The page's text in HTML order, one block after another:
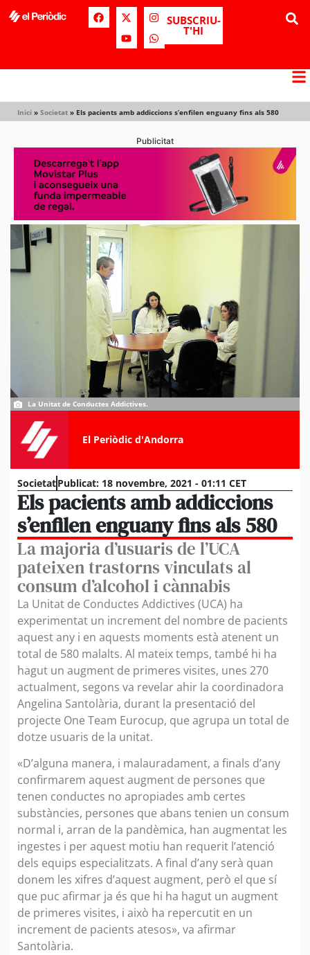
SUBSCRIU-
T'HI
Inici » Societat » Els pacients amb addiccions s’enfilen enguany fins als 580
Publicitat
La Unitat de Conductes Addictives.
El Periòdic d'Andorra
SocietatPublicat: 18 novembre, 2021 - 01:11 CET
Els pacients amb addiccions
s’enfilen enguany fins als 580
La majoria d’usuaris de l’UCA
pateixen trastorns vinculats al
consum d’alcohol i cànnabis
La Unitat de Conductes Addictives (UCA) ha
experimentat un increment del nombre de pacients
aquest any i en aquests moments està atenent un
total de 580 malalts. Al mateix temps, també hi ha
hagut un augment de primeres visites, unes 270
actualment, segons va revelar ahir la coordinadora
Angelina Santolària, durant la presentació del
projecte One Team Eurocup, que agrupa un total de
dotze usuaris de la unitat.
«D’alguna manera, i malauradament, a finals d’any
confirmarem aquest augment de persones que
tenen conductes no apropiades amb certes
substàncies, persones que abans tenien un consum
normal i, arran de la pandèmica, han augmentat les
ingestes i per aquest motiu han requerit l’atenció
dels equips especialitzats. A final d’any serà quan
donem les xifres d’aquest augment, però el que sí
que puc afirmar ja és que hi ha hagut un augment
de primeres visites, i això ha repercutit en un
increment de pacients atesos», va afirmar
Santolària.